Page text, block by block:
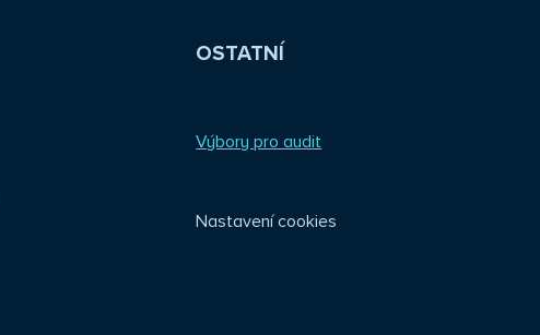
OSTATNÍ
Výbory pro audit
Nastavení cookies